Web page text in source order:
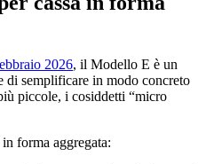
2026, il Modello E è un
di semplificare in modo concreto
piccole, i cosiddetti “micro
forma aggregata: